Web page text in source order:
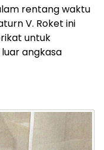
rentang waktu
V. Roket ini
untuk
angkasa